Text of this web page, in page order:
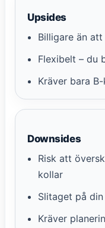
Upsides
Billigare än
Flexibelt – du
Kräver bara
Downsides
Risk att
kollar
Slitaget på
Kräver